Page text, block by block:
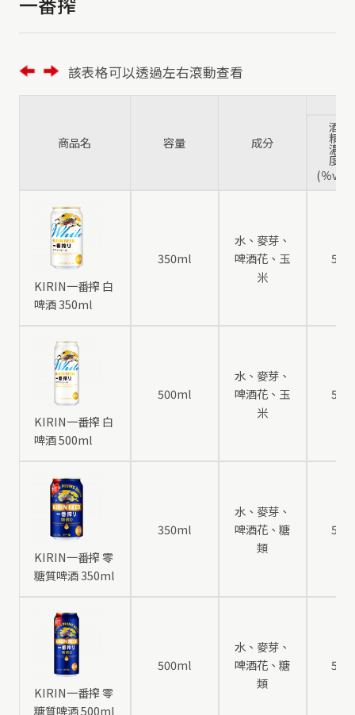
該表格可以透過左右滾動查看
商品名 容量 成分
酒
精
濃
度
(％vol)
KIRIN一番搾 白
啤酒 350ml
350ml
水、麥芽、
啤酒花、玉
米
5
KIRIN一番搾 白
啤酒 500ml
500ml
水、麥芽、
啤酒花、玉
米
5
KIRIN一番搾 零
糖質啤酒 350ml
350ml
水、麥芽、
啤酒花、糖
類
5
KIRIN一番搾 零
糖質啤酒 500ml
500ml
水、麥芽、
啤酒花、糖
類
5